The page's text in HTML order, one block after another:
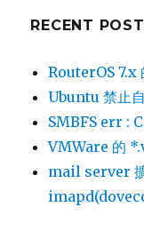
RECENT
RouterOS 7.x
Ubuntu 禁止
SMBFS err :
VMWare 的
mail server